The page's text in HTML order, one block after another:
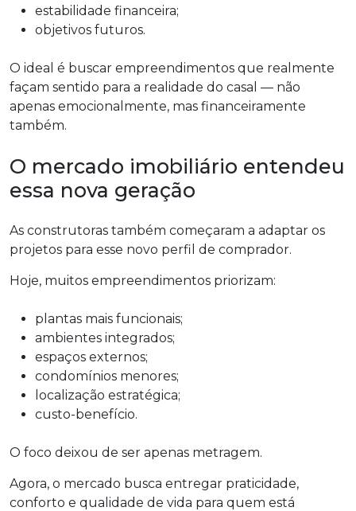
estabilidade financeira;
objetivos futuros.
O ideal é buscar empreendimentos que realmente
façam sentido para a realidade do casal — não
apenas emocionalmente, mas financeiramente
também.
O mercado imobiliário entendeu
essa nova geração
As construtoras também começaram a adaptar os
projetos para esse novo perfil de comprador.
Hoje, muitos empreendimentos priorizam:
plantas mais funcionais;
ambientes integrados;
espaços externos;
condomínios menores;
localização estratégica;
custo-benefício.
O foco deixou de ser apenas metragem.
Agora, o mercado busca entregar praticidade,
conforto e qualidade de vida para quem está